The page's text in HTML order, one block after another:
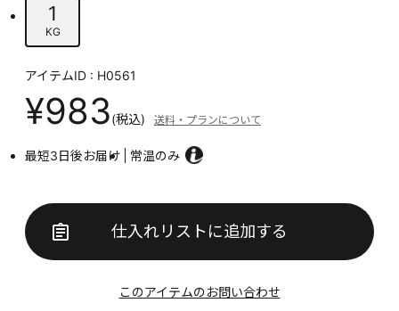
1
KG
アイテムID : H0561
¥983(税込) 送料・プランについて
最短3日後お届け 常温のみ
仕入れリストに追加する
このアイテムのお問い合わせ